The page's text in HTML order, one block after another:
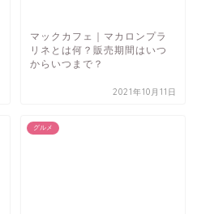
マックカフェ｜マカロンプラ
リネとは何？販売期間はいつ
からいつまで？
2021年10月11日
グルメ